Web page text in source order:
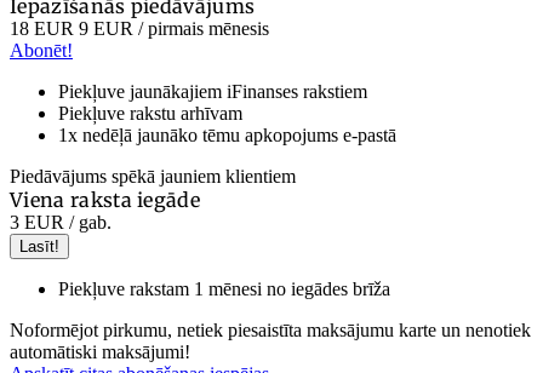
Iepazīšanās piedāvājums
18 EUR 9 EUR / pirmais mēnesis
Abonēt!
Piekļuve jaunākajiem iFinanses rakstiem
Piekļuve rakstu arhīvam
1x nedēļā jaunāko tēmu apkopojums e-pastā
Piedāvājums spēkā jauniem klientiem
Viena raksta iegāde
3 EUR / gab.
Lasīt!
Piekļuve rakstam 1 mēnesi no iegādes brīža
Noformējot pirkumu, netiek piesaistīta maksājumu karte un nenotiek
automātiski maksājumi!